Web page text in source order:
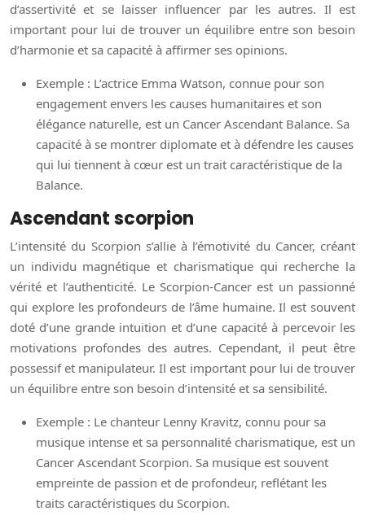
d’assertivité et se laisser influencer par les autres. Il est
important pour lui de trouver un équilibre entre son besoin
d’harmonie et sa capacité à affirmer ses opinions.
Exemple : L’actrice Emma Watson, connue pour son
engagement envers les causes humanitaires et son
élégance naturelle, est un Cancer Ascendant Balance. Sa
capacité à se montrer diplomate et à défendre les causes
qui lui tiennent à cœur est un trait caractéristique de la
Balance.
Ascendant scorpion
L’intensité du Scorpion s’allie à l’émotivité du Cancer, créant
un individu magnétique et charismatique qui recherche la
vérité et l’authenticité. Le Scorpion-Cancer est un passionné
qui explore les profondeurs de l’âme humaine. Il est souvent
doté d’une grande intuition et d’une capacité à percevoir les
motivations profondes des autres. Cependant, il peut être
possessif et manipulateur. Il est important pour lui de trouver
un équilibre entre son besoin d’intensité et sa sensibilité.
Exemple : Le chanteur Lenny Kravitz, connu pour sa
musique intense et sa personnalité charismatique, est un
Cancer Ascendant Scorpion. Sa musique est souvent
empreinte de passion et de profondeur, reflétant les
traits caractéristiques du Scorpion.